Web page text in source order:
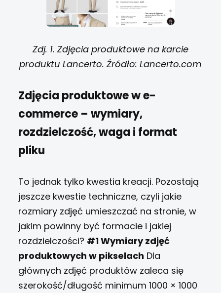
Zdj. 1. Zdjęcia produktowe na karcie
produktu Lancerto. Źródło: Lancerto.com
Zdjęcia produktowe w e-
commerce – wymiary,
rozdzielczość, waga i format
pliku
To jednak tylko kwestia kreacji. Pozostają
jeszcze kwestie techniczne, czyli jakie
rozmiary zdjęć umieszczać na stronie, w
jakim powinny być formacie i jakiej
rozdzielczości? #1 Wymiary zdjęć
produktowych w pikselach Dla
głównych zdjęć produktów zaleca się
szerokość/długość minimum 1000 × 1000